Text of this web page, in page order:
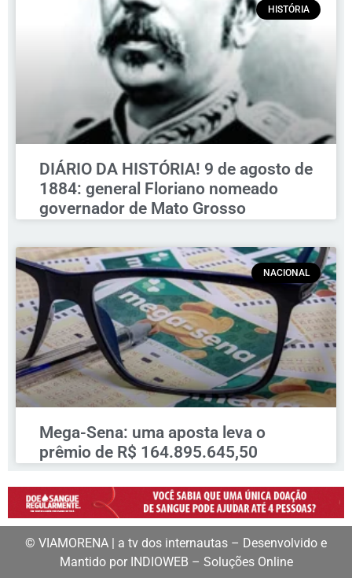
HISTÓRIA
DIÁRIO DA HISTÓRIA! 9 de agosto de
1884: general Floriano nomeado
governador de Mato Grosso
NACIONAL
Mega-Sena: uma aposta leva o
prêmio de R$ 164.895.645,50
© VIAMORENA | a tv dos internautas – Desenvolvido e
Mantido por INDIOWEB – Soluções Online